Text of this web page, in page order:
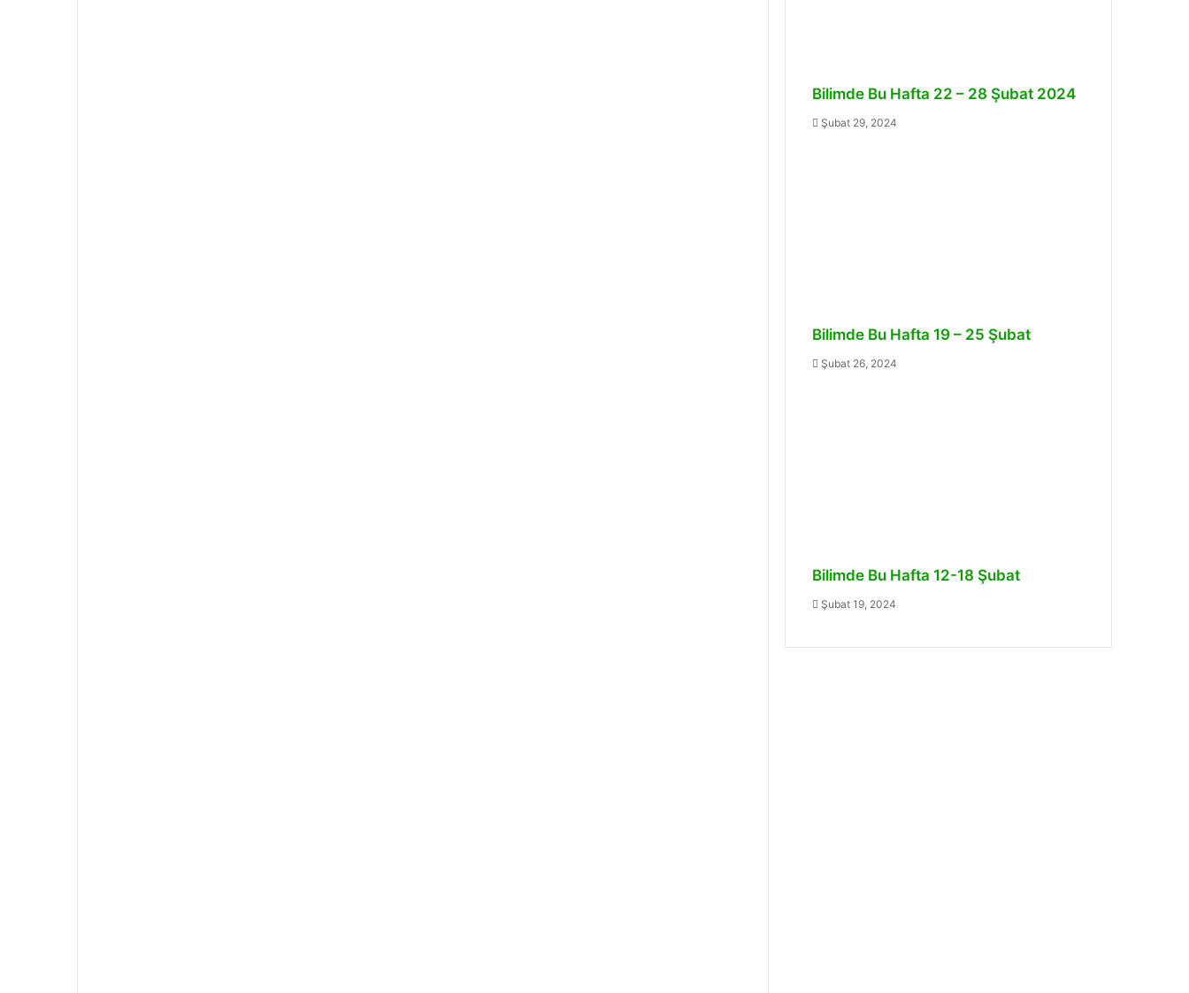
Bilimde Bu Hafta 22 – 28 Şubat 2024
Şubat 29, 2024
Bilimde Bu Hafta 19 – 25 Şubat
Şubat 26, 2024
Bilimde Bu Hafta 12-18 Şubat
Şubat 19, 2024